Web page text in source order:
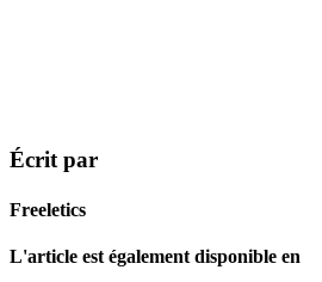
Écrit par
Freeletics
L'article est également disponible en